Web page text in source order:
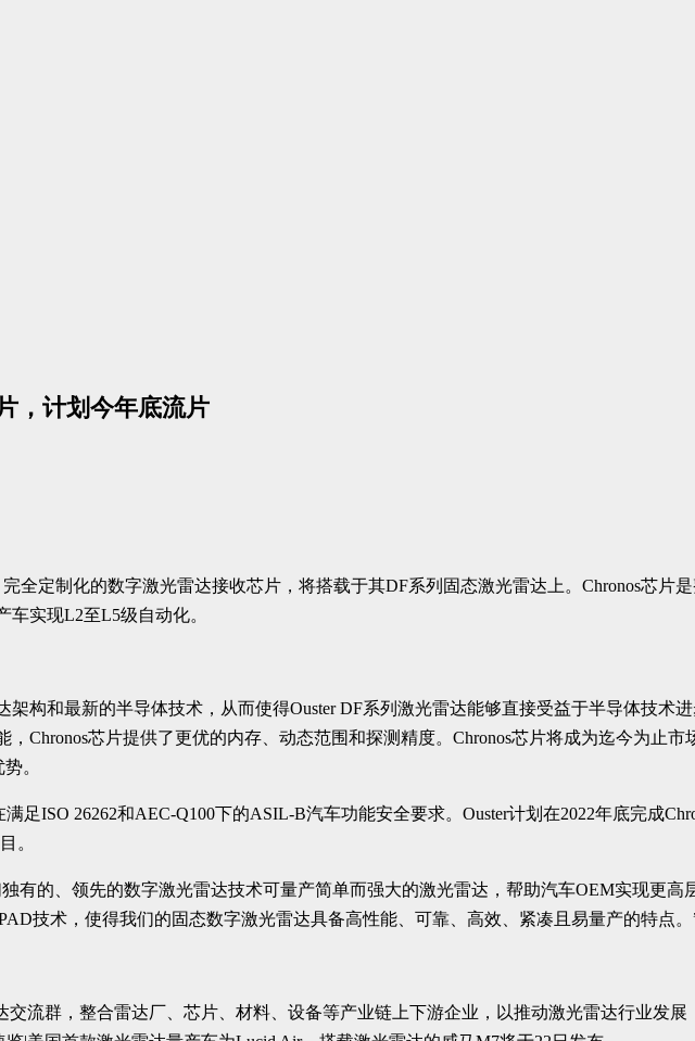
，计划今年底流片
全定制化的数字激光雷达接收芯片，将搭载于其DF系列固态激光雷达上。Chronos芯片
实现L2至L5级自动化。
架构和最新的半导体技术，从而使得Ouster DF系列激光雷达能够直接受益于半导体技术
Chronos芯片提供了更优的内存、动态范围和探测精度。Chronos芯片将成为迄今为止
。
足ISO 26262和AEC-Q100下的ASIL-B汽车功能安全要求。Ouster计划在2022年底完成
。
有的、领先的数字激光雷达技术可量产简单而强大的激光雷达，帮助汽车OEM实现更高
技术，使得我们的固态数字激光雷达具备高性能、可靠、高效、紧凑且易量产的特点。
交流群，整合雷达厂、芯片、材料、设备等产业链上下游企业，以推动激光雷达行业发展